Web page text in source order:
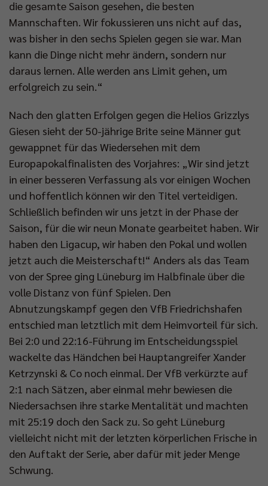
die gesamte Saison gesehen, die besten
Mannschaften. Wir fokussieren uns nicht auf das,
was bisher in den sechs Spielen gegen sie war. Man
kann die Dinge nicht mehr ändern, sondern nur
daraus lernen. Alle werden ans Limit gehen, um
erfolgreich zu sein.“
Nach den glatten Erfolgen gegen die Helios Grizzlys
Giesen sieht der 50-jährige Brite seine Männer gut
gewappnet für das Wiedersehen mit dem
Europapokalfinalisten des Vorjahres: „Wir sind jetzt
in einer besseren Verfassung als vor einigen Wochen
und hoffentlich können wir den Titel verteidigen.
Schließlich befinden wir uns jetzt in der Phase der
Saison, für die wir neun Monate gearbeitet haben. Wir
haben den Ligacup, wir haben den Pokal und wollen
jetzt auch die Meisterschaft!“ Anders als das Team
von der Spree ging Lüneburg im Halbfinale über die
volle Distanz von fünf Spielen. Den
Abnutzungskampf gegen den VfB Friedrichshafen
entschied man letztlich mit dem Heimvorteil für sich.
Bei 2:0 und 22:16-Führung im Entscheidungsspiel
wackelte das Händchen bei Hauptangreifer Xander
Ketrzynski & Co noch einmal. Der VfB verkürzte auf
2:1 nach Sätzen, aber einmal mehr bewiesen die
Niedersachsen ihre starke Mentalität und machten
mit 25:19 doch den Sack zu. So geht Lüneburg
vielleicht nicht mit der letzten körperlichen Frische in
den Auftakt der Serie, aber dafür mit jeder Menge
Schwung.